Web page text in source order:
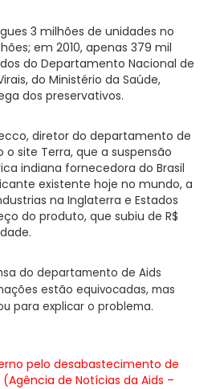
3 milhões de unidades no
em 2010, apenas 379 mil
do Departamento Nacional de
do Ministério da Saúde,
dos preservativos.
diretor do departamento de
o site Terra, que a suspensão
indiana fornecedora do Brasil
existente hoje no mundo, a
na Inglaterra e Estados
do produto, que subiu de R$
do departamento de Aids
estão equivocadas, mas
para explicar o problema.
pelo desabastecimento de
de Notícias da Aids –